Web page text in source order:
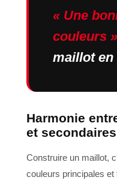
« Une
couleurs »
maillot en
Harmonie
et secondaires
Construire un maillot,
couleurs principales